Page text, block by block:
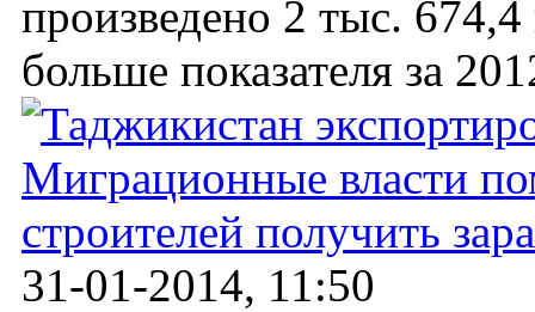
произведено 2 тыс. 674,4
больше показателя за
Миграционные власти
строителей получить
31-01-2014, 11:50